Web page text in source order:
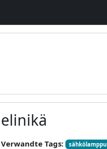
elinikä
Verwandte Tags: sähkölamppu